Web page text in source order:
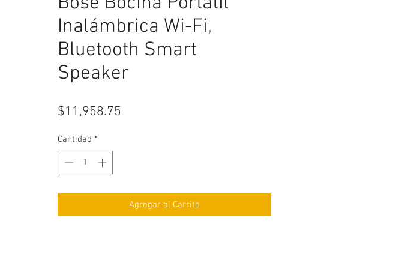
Inalámbrica Wi-Fi,
Bluetooth Smart
Speaker
$11,958.75
Cantidad *
Agregar al Carrito